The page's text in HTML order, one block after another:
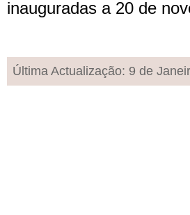
inauguradas a 20 de
Última Actualização: 9 de